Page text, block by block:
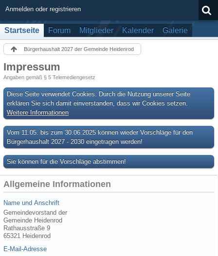
Anmelden oder registrieren
Startseite Forum Mitglieder Kalender Galerie
Bürgerhaushalt 2027 der Gemeinde Heidenrod
Impressum
Angaben gemäß § 5 Telemediengesetz
Diese Seite verwendet Cookies. Durch die Nutzung unserer Seite
erklären Sie sich damit einverstanden, dass wir Cookies setzen.
Weitere Informationen
Vom 11.05. bis zum 30.06.2025 können wieder Vorschläge für den
Bürgerhaushalt 2027 - 2030 eingetragen werden!
Sie können für die Vorschläge abstimmen!
Allgemeine Informationen
Name und Anschrift
Gemeindevorstand der
Gemeinde Heidenrod
Rathausstraße 9
65321 Heidenrod
E-Mail-Adresse